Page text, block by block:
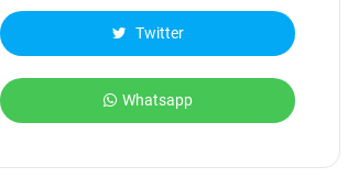
Twitter
Whatsapp